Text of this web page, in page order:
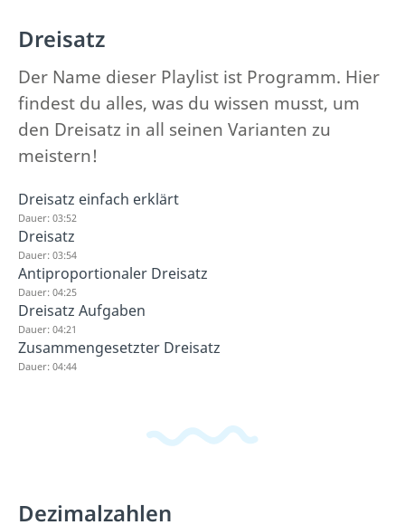
Dreisatz
Der Name dieser Playlist ist Programm. Hier
findest du alles, was du wissen musst, um
den Dreisatz in all seinen Varianten zu
meistern!
Dreisatz einfach erklärt
Dauer: 03:52
Dreisatz
Dauer: 03:54
Antiproportionaler Dreisatz
Dauer: 04:25
Dreisatz Aufgaben
Dauer: 04:21
Zusammengesetzter Dreisatz
Dauer: 04:44
Dezimalzahlen